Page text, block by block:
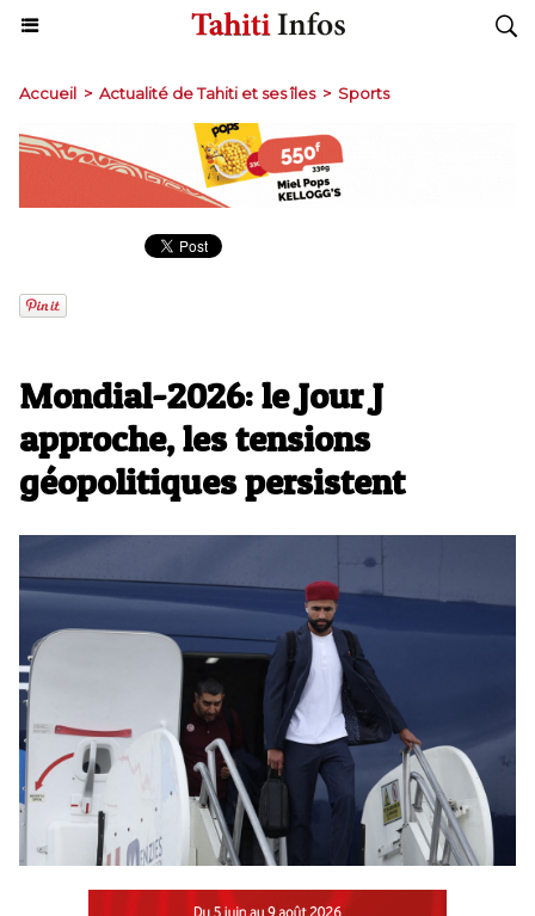
Accueil > Actualité de Tahiti et ses îles > Sports
Mondial-2026: le Jour J
approche, les tensions
géopolitiques persistent